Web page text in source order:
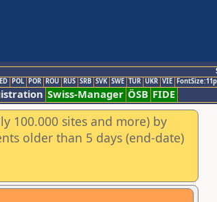
POL POR ROU RUS SRB SVK SWE TUR UKR VIE
Swiss-Manager ÖSB FIDE
100.000 sites and more) by
older than 5 days (end-date)